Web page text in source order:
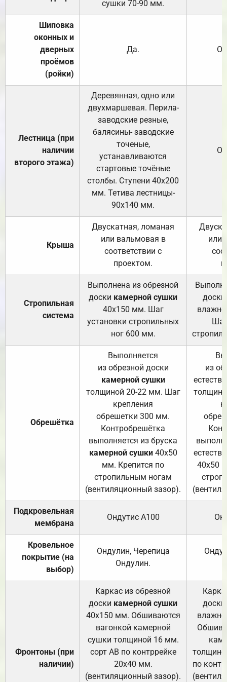
сушки 70-90 мм.
Шиповка
оконных и
дверных
проёмов
(ройки)
Да.
Лестница (при
наличии
второго этажа)
Деревянная, одно или
двухмаршевая. Перила-
заводские резные,
балясины- заводские
точеные,
устанавливаются
стартовые точёные
столбы. Ступени 40х200
мм. Тетива лестницы-
90х140 мм.
Крыша
Двускатная, ломаная
или вальмовая в
соответствии с
проектом.
или
Стропильная
система
Выполнена из обрезной
доски камерной сушки
40х150 мм. Шаг
установки стропильных
ног 600 мм.
доски
Обрешётка
Выполняется
из обрезной доски
камерной сушки
толщиной 20-22 мм. Шаг
крепления
обрешетки 300 мм.
Контробрешётка
выполняется из бруска
камерной сушки40х50
мм. Крепится по
стропильным ногам
(вентиляционный зазор).
из
40х50
Подкровельная
мембрана
Ондутис А100
Кровельное
покрытие (на
выбор)
Ондулин, Черепица
Ондулин.
Фронтоны (при
наличии)
Каркас из обрезной
доски камерной сушки
40х150 мм. Обшиваются
вагонкой камерной
сушки толщиной 16 мм.
сорт АВ по контррейке
20х40 мм.
(вентиляционный зазор).
доски
по